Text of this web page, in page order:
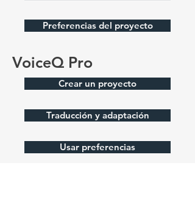
Preferencias del proyecto
VoiceQ Pro
Crear un proyecto
Traducción y adaptación
Usar preferencias